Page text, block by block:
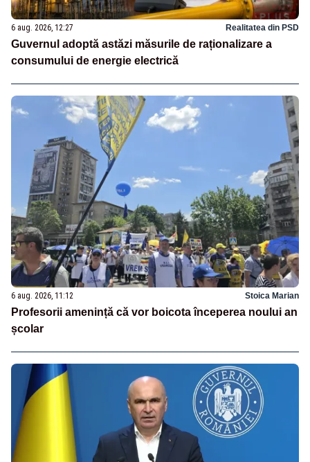
6 aug. 2026, 12:27 Realitatea din PSD
Guvernul adoptă astăzi măsurile de raționalizare a
consumului de energie electrică
6 aug. 2026, 11:12 Stoica Marian
Profesorii amenință că vor boicota începerea noului an
școlar